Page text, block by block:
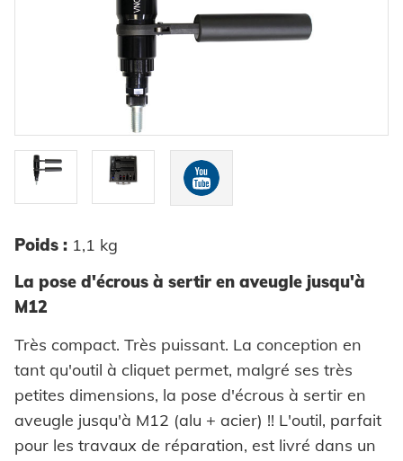
Powertrain Fasteners
Pièces auto-sertissables
Pièces auto-perçantes
Rondelles à griffes
Pièces spéciales
Outillage de pose oléopneumatique
Outillage de pose manuel
Système de contrôle
Pose pièces auto-sertissables
Haute résistance - le système
Fixation à sertir auto-perçante
HONSEL
HONSEL INTERNATIONALE
à l'aperçu
Honsel Umformtechnik
GROUPE HONSEL
à l'aperçu
HONSEL THÈMES
COMPÉTENCE
FABRICATION
Développement
SERVICE
Poids : 1,1 kg
La pose d'écrous à sertir en aveugle jusqu'à
M12
Très compact. Très puissant. La conception en
tant qu'outil à cliquet permet, malgré ses très
petites dimensions, la pose d'écrous à sertir en
aveugle jusqu'à M12 (alu + acier) !! L'outil, parfait
pour les travaux de réparation, est livré dans un